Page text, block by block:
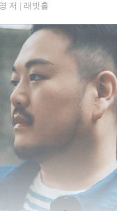
저 래빗홀